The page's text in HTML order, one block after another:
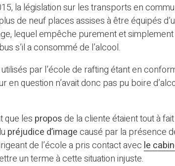
la législation sur les transports en
de neuf places assises à être équipés
lequel empêche purement et
s’il a consommé de l’alcool.
par l’école de rafting étant en
en question n’avait donc pas pu boire
que les proposde la cliente étaient tout à fait
préjudice d’imagecausé par la présence
de l’école a pris contact avec le
un terme à cette situation injuste.